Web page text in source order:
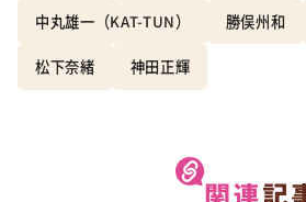
中丸雄一（KAT-TUN） 勝俣州和
松下奈緒 神田正輝